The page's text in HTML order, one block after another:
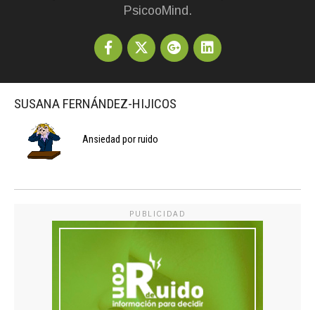
PsicooMind.
SUSANA FERNÁNDEZ-HIJICOS
Ansiedad por ruido
PUBLICIDAD